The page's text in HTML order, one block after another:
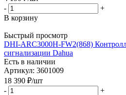
-
+
В корзину
Быстрый просмотр
DHI-ARC3000H-FW2(868)
сигнализации Dahua
Есть в наличии
Артикул: 3601009
18 390 ₽/шт
-
+